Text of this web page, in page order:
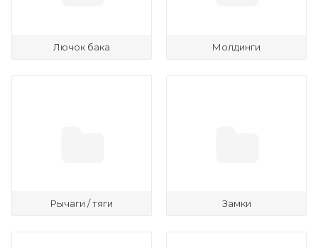
Лючок бака Молдинги
Рычаги / тяги Замки